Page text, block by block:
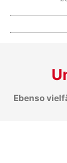
Ebenso